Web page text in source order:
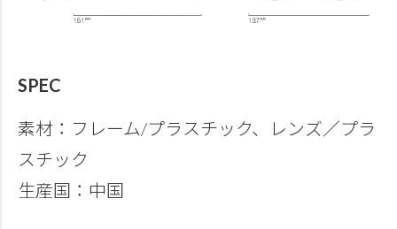
SPEC
素材：フレーム/プラスチック、レンズ／プラ
スチック
生産国：中国